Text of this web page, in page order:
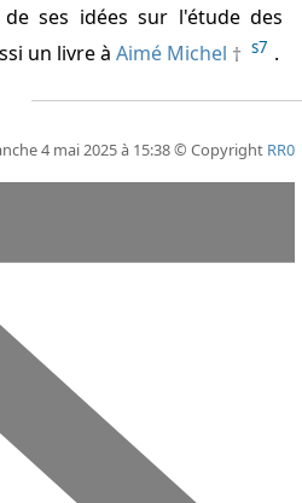
de ses idées sur l'étude des
un livre à Aimé Michel s7 .
4 mai 2025 à 15:38 © Copyright RR0